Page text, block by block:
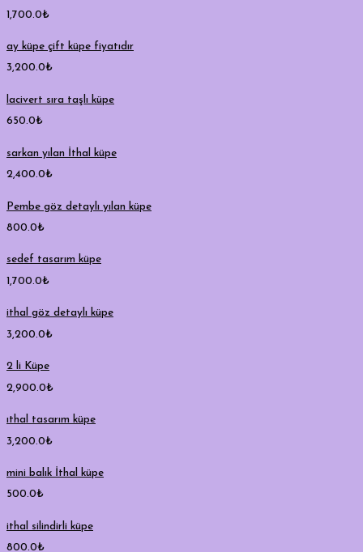
1,700.0₺
ay küpe çift küpe fiyatıdır
3,200.0₺
lacivert sıra taşlı küpe
650.0₺
sarkan yılan İthal küpe
2,400.0₺
Pembe göz detaylı yılan küpe
800.0₺
sedef tasarım küpe
1,700.0₺
ithal göz detaylı küpe
3,200.0₺
2 li Küpe
2,900.0₺
ıthal tasarım küpe
3,200.0₺
mini balık İthal küpe
500.0₺
ithal silindirli küpe
800.0₺